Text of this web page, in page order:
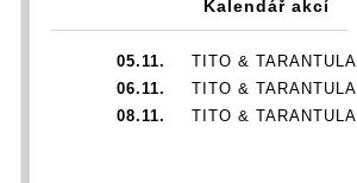
Kalendář akcí
05.11.
TITO & TARANTULA
06.11.
TITO & TARANTULA
08.11.
TITO & TARANTULA